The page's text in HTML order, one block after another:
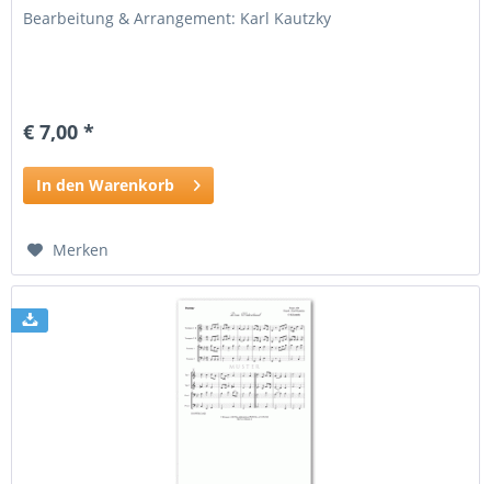
Bearbeitung & Arrangement: Karl Kautzky
€ 7,00 *
In den Warenkorb
Merken